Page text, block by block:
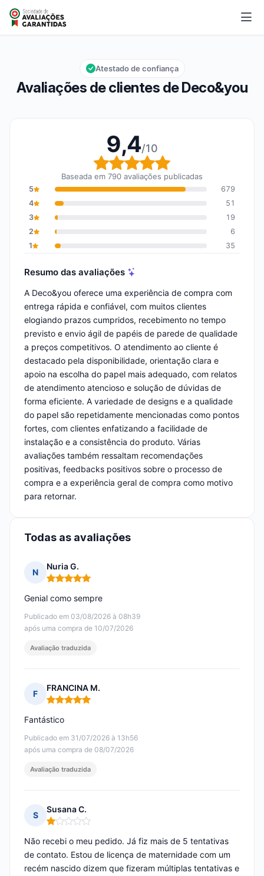
Deco&you
Nota global: 9,4 em 10
9,4/10
Avaliações de clientes de Deco&you
Atestado de confiança
9,4/10
Nota global: 9,4 em 10
Baseada em 790 avaliações publicadas
5
679
4
51
3
19
2
6
1
35
Resumo das avaliações
A Deco&you oferece uma experiência de compra com
entrega rápida e confiável, com muitos clientes
elogiando prazos cumpridos, recebimento no tempo
previsto e envio ágil de papéis de parede de qualidade
a preços competitivos. O atendimento ao cliente é
destacado pela disponibilidade, orientação clara e
apoio na escolha do papel mais adequado, com relatos
de atendimento atencioso e solução de dúvidas de
forma eficiente. A variedade de designs e a qualidade
do papel são repetidamente mencionadas como pontos
fortes, com clientes enfatizando a facilidade de
instalação e a consistência do produto. Várias
avaliações também ressaltam recomendações
positivas, feedbacks positivos sobre o processo de
compra e a experiência geral de compra como motivo
para retornar.
Todas as avaliações
N
Nuria G.
Nota: 5 em 5
Publicado em 03/08/2026 à 08h39
após uma compra de 10/07/2026
Genial como sempre
Avaliação traduzida
F
FRANCINA M.
Nota: 5 em 5
Publicado em 31/07/2026 à 13h56
após uma compra de 08/07/2026
Fantástico
Avaliação traduzida
S
Susana C.
Nota: 1 em 5
Não recebi o meu pedido. Já fiz mais de 5 tentativas
de contato. Estou de licença de maternidade com um
recém nascido dizem que fizeram múltiplas tentativas e